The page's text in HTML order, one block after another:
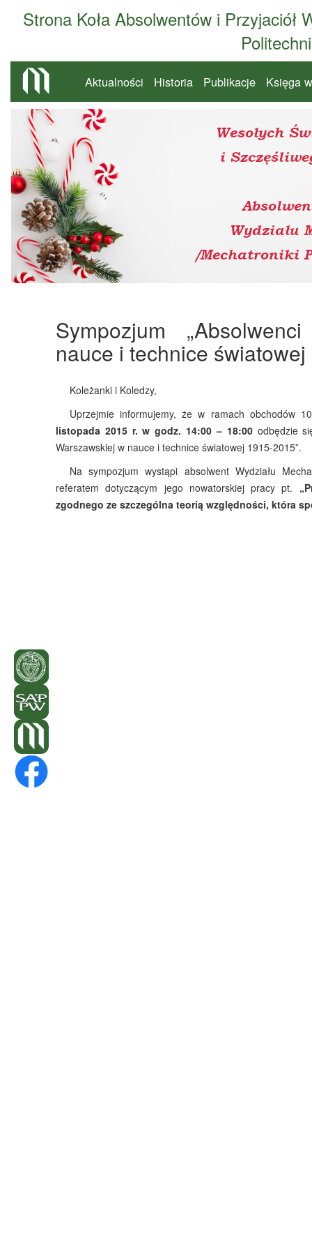
Strona Koła Absolwentów i Przyjaciół
Aktualności Historia Publikacje Księga
Sympozjum
nauce i technice światowej
Koleżanki i Koledzy,
Uprzejmie informujemy, że w ramach obchodów
listopada 2015 r. w godz. 14:00 – 18:00odbędzie
Warszawskiej w nauce i technice światowej 1915-2015”.
Na sympozjum wystąpi absolwent Wydziału
referatem dotyczącym jego nowatorskiej pracy pt.
zgodnego ze szczególna teorią względności, która